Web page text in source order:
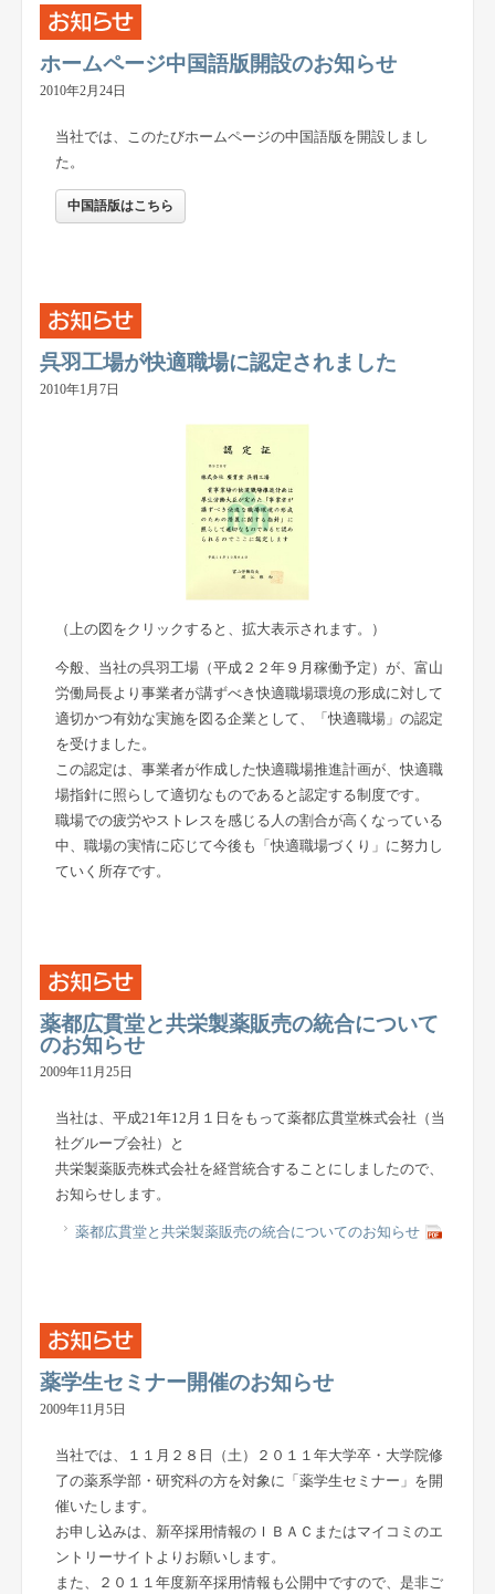
ホームページ中国語版開設のお知らせ
2010年2月24日
当社では、このたびホームページの中国語版を開設しまし
た。
中国語版はこちら
呉羽工場が快適職場に認定されました
2010年1月7日
（上の図をクリックすると、拡大表示されます。）
今般、当社の呉羽工場（平成２２年９月稼働予定）が、富山
労働局長より事業者が講ずべき快適職場環境の形成に対して
適切かつ有効な実施を図る企業として、「快適職場」の認定
を受けました。
この認定は、事業者が作成した快適職場推進計画が、快適職
場指針に照らして適切なものであると認定する制度です。
職場での疲労やストレスを感じる人の割合が高くなっている
中、職場の実情に応じて今後も「快適職場づくり」に努力し
ていく所存です。
薬都広貫堂と共栄製薬販売の統合について
のお知らせ
2009年11月25日
当社は、平成21年12月１日をもって薬都広貫堂株式会社（当
社グループ会社）と
共栄製薬販売株式会社を経営統合することにしましたので、
お知らせします。
薬都広貫堂と共栄製薬販売の統合についてのお知らせ
薬学生セミナー開催のお知らせ
2009年11月5日
当社では、１１月２８日（土）２０１１年大学卒・大学院修
了の薬系学部・研究科の方を対象に「薬学生セミナー」を開
催いたします。
お申し込みは、新卒採用情報のＩＢＡＣまたはマイコミのエ
ントリーサイトよりお願いします。
また、２０１１年度新卒採用情報も公開中ですので、是非ご